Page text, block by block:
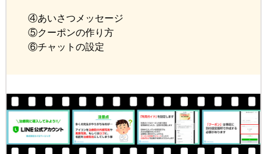
④あいさつメッセージ
⑤クーポンの作り方
⑥チャットの設定